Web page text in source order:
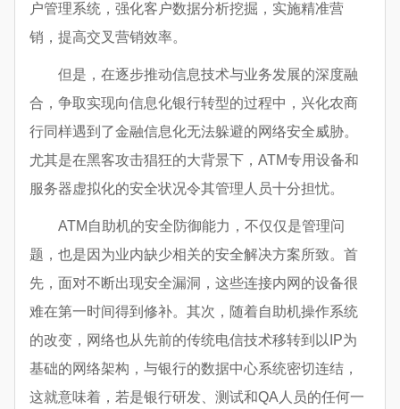
户管理系统，强化客户数据分析挖掘，实施精准营
销，提高交叉营销效率。
但是，在逐步推动信息技术与业务发展的深度融
合，争取实现向信息化银行转型的过程中，兴化农商
行同样遇到了金融信息化无法躲避的网络安全威胁。
尤其是在黑客攻击猖狂的大背景下，ATM专用设备和
服务器虚拟化的安全状况令其管理人员十分担忧。
ATM自助机的安全防御能力，不仅仅是管理问
题，也是因为业内缺少相关的安全解决方案所致。首
先，面对不断出现安全漏洞，这些连接内网的设备很
难在第一时间得到修补。其次，随着自助机操作系统
的改变，网络也从先前的传统电信技术移转到以IP为
基础的网络架构，与银行的数据中心系统密切连结，
这就意味着，若是银行研发、测试和QA人员的任何一